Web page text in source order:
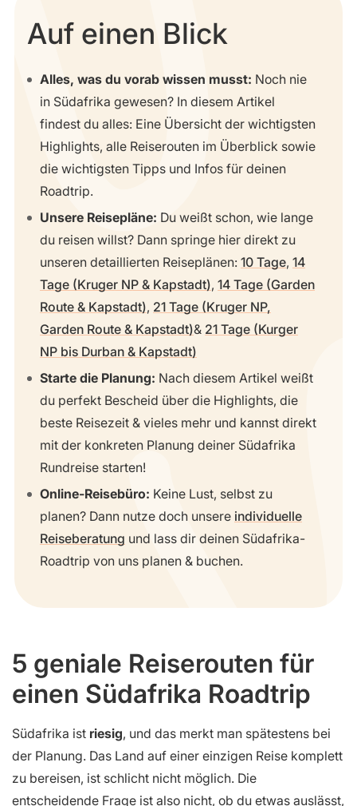
Auf einen Blick
Alles, was du vorab wissen musst: Noch nie
in Südafrika gewesen? In diesem Artikel
findest du alles: Eine Übersicht der wichtigsten
Highlights, alle Reiserouten im Überblick sowie
die wichtigsten Tipps und Infos für deinen
Roadtrip.
Unsere Reisepläne: Du weißt schon, wie lange
du reisen willst? Dann springe hier direkt zu
unseren detaillierten Reiseplänen: 10 Tage, 14
Tage (Kruger NP & Kapstadt), 14 Tage (Garden
Route & Kapstadt), 21 Tage (Kruger NP,
Garden Route & Kapstadt)& 21 Tage (Kurger
NP bis Durban & Kapstadt)
Starte die Planung: Nach diesem Artikel weißt
du perfekt Bescheid über die Highlights, die
beste Reisezeit & vieles mehr und kannst direkt
mit der konkreten Planung deiner Südafrika
Rundreise starten!
Online-Reisebüro: Keine Lust, selbst zu
planen? Dann nutze doch unsere individuelle
Reiseberatung und lass dir deinen Südafrika-
Roadtrip von uns planen & buchen.
5 geniale Reiserouten für
einen Südafrika Roadtrip
Südafrika ist riesig, und das merkt man spätestens bei
der Planung. Das Land auf einer einzigen Reise komplett
zu bereisen, ist schlicht nicht möglich. Die
entscheidende Frage ist also nicht, ob du etwas auslässt,